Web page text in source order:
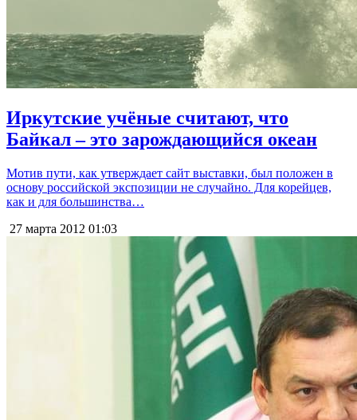
Иркутские учёные считают, что
Байкал – это зарождающийся океан
Мотив пути, как утверждает сайт выставки, был положен в
основу российской экспозиции не случайно. Для корейцев,
как и для большинства…
27 марта 2012 01:03